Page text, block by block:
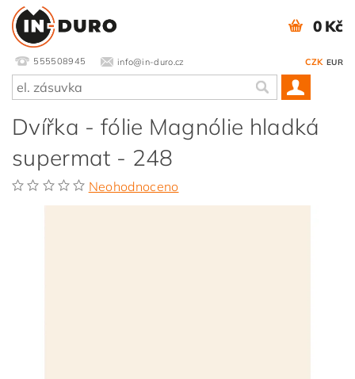
555508945 info@in-duro.cz CZK EUR
0 Kč
Dvířka - fólie Magnólie hladká
supermat - 248
Neohodnoceno